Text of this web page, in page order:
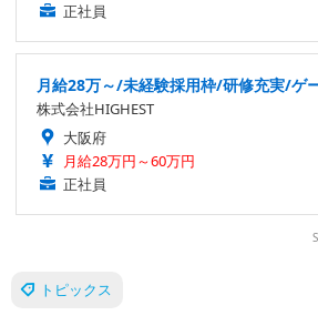
正社員
月給28万～/未経験採用枠/研修充実/ゲ
株式会社HIGHEST
大阪府
月給28万円～60万円
正社員
トピックス